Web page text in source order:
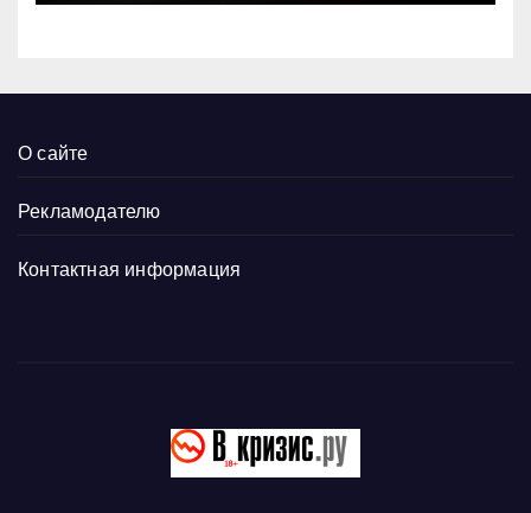
О сайте
Рекламодателю
Контактная информация